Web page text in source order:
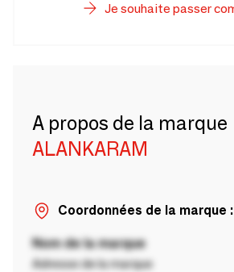
Je souhaite passer
A propos de la marque
ALANKARAM
Coordonnées de la marque :
Nom de la marque
Adresse de la marque